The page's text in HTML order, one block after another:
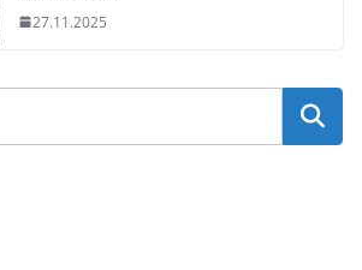
27.11.2025